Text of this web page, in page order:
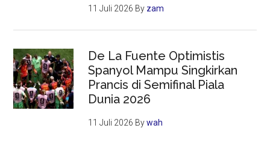
11 Juli 2026 By zam
De La Fuente Optimistis
Spanyol Mampu Singkirkan
Prancis di Semifinal Piala
Dunia 2026
11 Juli 2026 Bywah